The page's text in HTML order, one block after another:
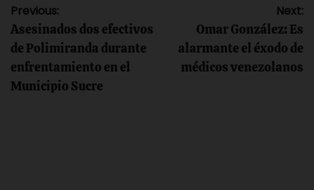
Navegación
de
entradas
Previous:
Asesinados dos efectivos
de Polimiranda durante
enfrentamiento en el
Municipio Sucre
Next:
Omar González: Es
alarmante el éxodo de
médicos venezolanos